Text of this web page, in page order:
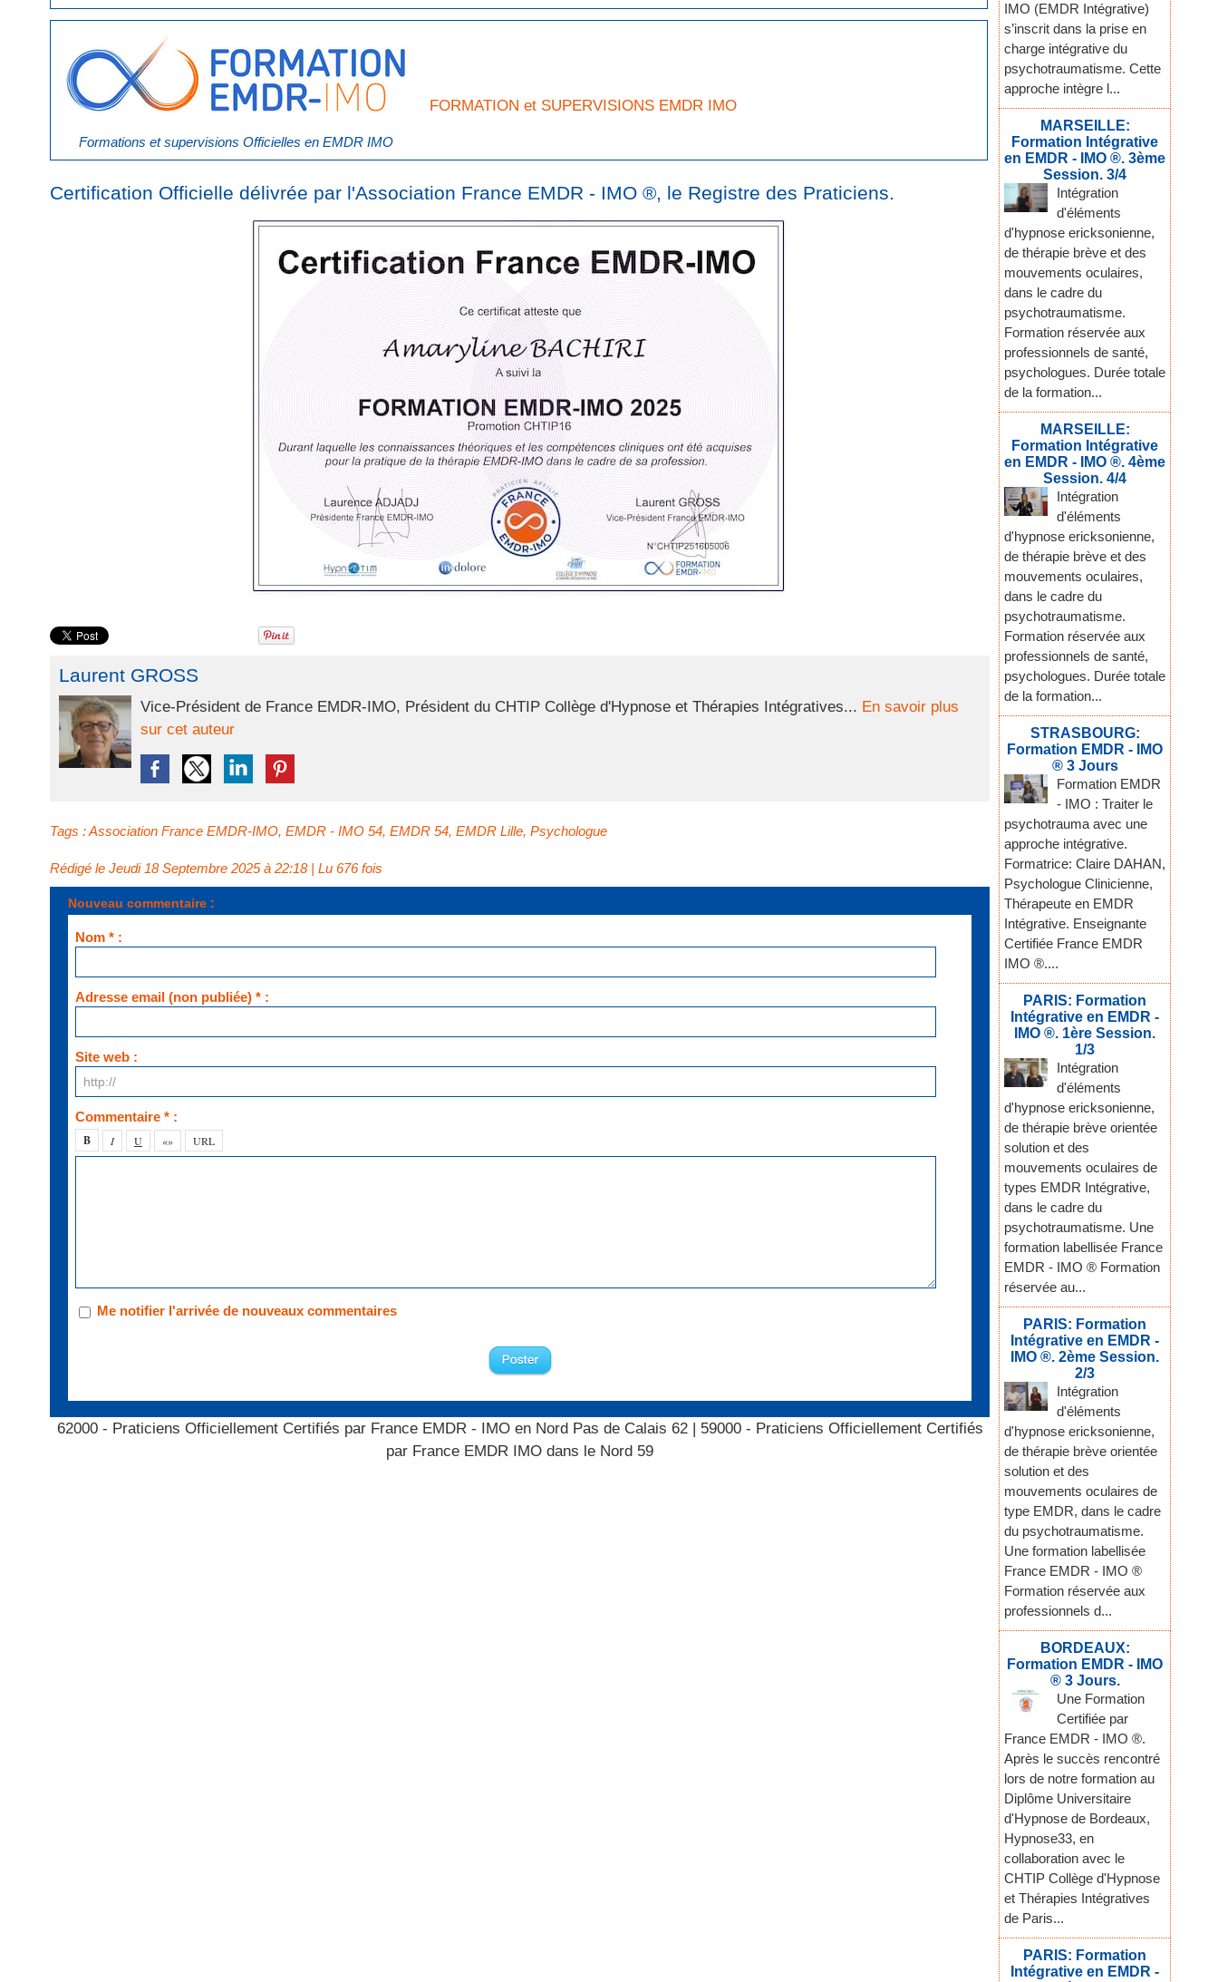
Formations et supervisions Officielles en EMDR IMO
FORMATION et SUPERVISIONS EMDR IMO
Certification Officielle délivrée par l'Association France EMDR - IMO ®, le Registre des Praticiens.
Laurent GROSS
Vice-Président de France EMDR-IMO, Président du CHTIP Collège d'Hypnose et Thérapies Intégratives... En savoir plus
sur cet auteur
Tags :Association France EMDR-IMO, EMDR - IMO 54, EMDR 54, EMDR Lille, Psychologue
Rédigé le Jeudi 18 Septembre 2025 à 22:18 | Lu 676 fois
Nouveau commentaire :
Nom * :
Adresse email (non publiée) * :
Site web :
Commentaire * :
Me notifier l'arrivée de nouveaux commentaires
62000 - Praticiens Officiellement Certifiés par France EMDR - IMO en Nord Pas de Calais 62
59000 - Praticiens Officiellement Certifiés
par France EMDR IMO dans le Nord 59
IMO (EMDR Intégrative)
s’inscrit dans la prise en
charge intégrative du
psychotraumatisme. Cette
approche intègre l...
MARSEILLE:
Formation Intégrative
en EMDR - IMO ®. 3ème
Session. 3/4
Intégration
d'éléments
d'hypnose ericksonienne,
de thérapie brève et des
mouvements oculaires,
dans le cadre du
psychotraumatisme.
Formation réservée aux
professionnels de santé,
psychologues. Durée totale
de la formation...
MARSEILLE:
Formation Intégrative
en EMDR - IMO ®. 4ème
Session. 4/4
Intégration
d'éléments
d'hypnose ericksonienne,
de thérapie brève et des
mouvements oculaires,
dans le cadre du
psychotraumatisme.
Formation réservée aux
professionnels de santé,
psychologues. Durée totale
de la formation...
STRASBOURG:
Formation EMDR - IMO
® 3 Jours
Formation EMDR
- IMO : Traiter le
psychotrauma avec une
approche intégrative.
Formatrice: Claire DAHAN,
Psychologue Clinicienne,
Thérapeute en EMDR
Intégrative. Enseignante
Certifiée France EMDR
IMO ®....
PARIS: Formation
Intégrative en EMDR -
IMO ®. 1ère Session.
1/3
Intégration
d'éléments
d'hypnose ericksonienne,
de thérapie brève orientée
solution et des
mouvements oculaires de
types EMDR Intégrative,
dans le cadre du
psychotraumatisme. Une
formation labellisée France
EMDR - IMO ® Formation
réservée au...
PARIS: Formation
Intégrative en EMDR -
IMO ®. 2ème Session.
2/3
Intégration
d'éléments
d'hypnose ericksonienne,
de thérapie brève orientée
solution et des
mouvements oculaires de
type EMDR, dans le cadre
du psychotraumatisme.
Une formation labellisée
France EMDR - IMO ®
Formation réservée aux
professionnels d...
BORDEAUX:
Formation EMDR - IMO
® 3 Jours.
Une Formation
Certifiée par
France EMDR - IMO ®.
Après le succès rencontré
lors de notre formation au
Diplôme Universitaire
d'Hypnose de Bordeaux,
Hypnose33, en
collaboration avec le
CHTIP Collège d'Hypnose
et Thérapies Intégratives
de Paris...
PARIS: Formation
Intégrative en EMDR -